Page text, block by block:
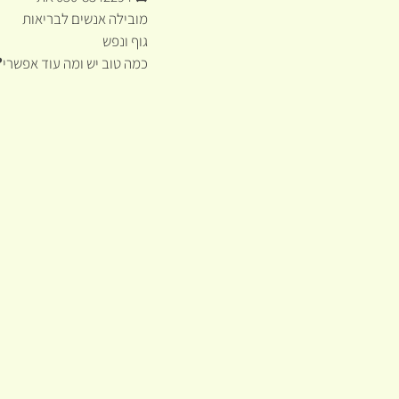
מובילה אנשים לבריאות
גוף ונפש
כמה טוב יש ומה עוד